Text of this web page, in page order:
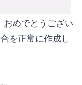
おめでとうござい
を正常に作成し